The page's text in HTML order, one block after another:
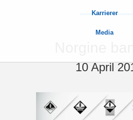
Karrierer
Media
10 April